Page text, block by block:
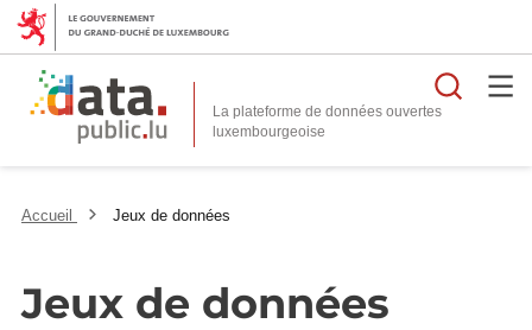
La plateforme de données ouvertes
Accueil Jeux de données
Jeux de données